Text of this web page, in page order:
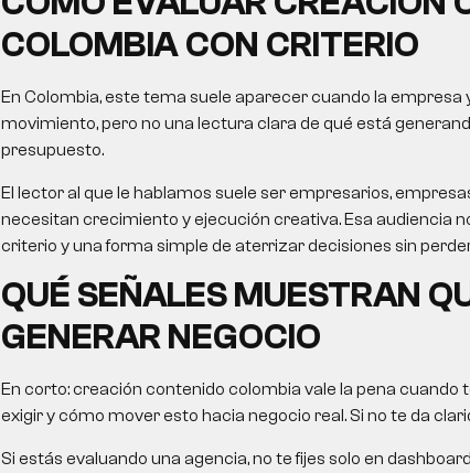
COLOMBIACON CRITERIO
En Colombia, este tema suele aparecer cuando la
movimiento, pero no una lectura clara de qué está
presupuesto.
El lector al que le hablamos suele ser empresarios,
necesitan crecimiento y ejecución creativa. Esa audiencia
criterio y una forma simple de aterrizar decisiones sin
QUÉ SEÑALES MUESTRAN
GENERAR NEGOCIO
En corto: creación contenido colombia vale la pena cuando
exigir y cómo mover esto hacia negocio real. Si no te da
Si estás evaluando una agencia, no te fijes solo en